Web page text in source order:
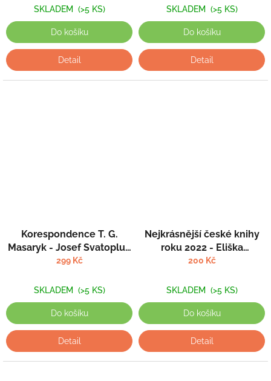
Ladislav Šerý (eds.)
SKLADEM (>5 KS)
Do košíku
Detail
SKLADEM (>5 KS)
Do košíku
Detail
Korespondence T. G.
Masaryk - Josef Svatopluk
Machar (Svazek III, 1897-
299 Kč
SKLADEM (>5 KS)
Do košíku
Detail
Nejkrásnější české knihy
roku 2022 - Eliška
Boumová (ed.)
200 Kč
SKLADEM (>5 KS)
Do košíku
Detail